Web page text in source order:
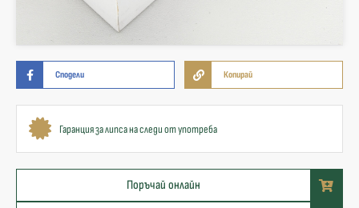
Сподели Копирай
Гаранция за липса на следи от употреба
Поръчай онлайн